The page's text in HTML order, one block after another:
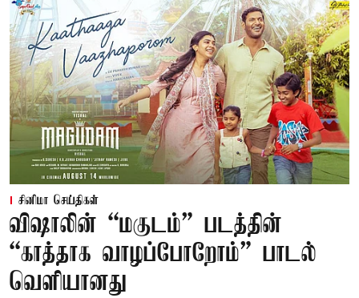
சினிமா செய்திகள்
விஷாலின் “மகுடம்” படத்தின்
“காத்தாக வாழப்போறோம்” பாடல்
வெளியானது